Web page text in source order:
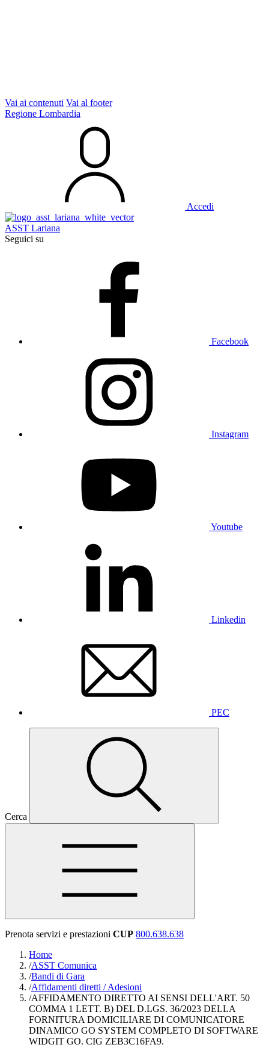
Vai ai contenuti Vai al footer
Regione Lombardia
Accedi
ASST Lariana
Seguici su
Facebook
Instagram
Youtube
Linkedin
PEC
Cerca
Prenota servizi e prestazioni CUP 800.638.638
Home
/ASST Comunica
/Bandi di Gara
/Affidamenti diretti / Adesioni
/AFFIDAMENTO DIRETTO AI SENSI DELL'ART. 50
COMMA 1 LETT. B) DEL D.LGS. 36/2023 DELLA
FORNITURA DOMICILIARE DI COMUNICATORE
DINAMICO GO SYSTEM COMPLETO DI SOFTWARE
WIDGIT GO. CIG ZEB3C16FA9.